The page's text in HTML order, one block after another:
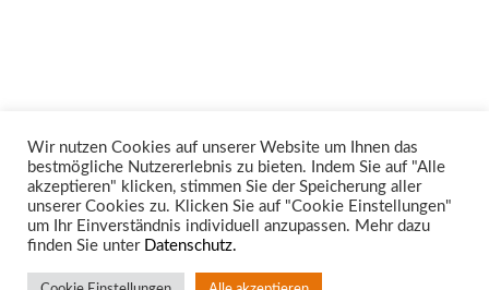
Unsere Rechtsgebiete
Wir nutzen Cookies auf unserer Website um Ihnen das
bestmögliche Nutzererlebnis zu bieten. Indem Sie auf "Alle
akzeptieren" klicken, stimmen Sie der Speicherung aller
unserer Cookies zu. Klicken Sie auf "Cookie Einstellungen"
um Ihr Einverständnis individuell anzupassen. Mehr dazu
finden Sie unter Datenschutz.